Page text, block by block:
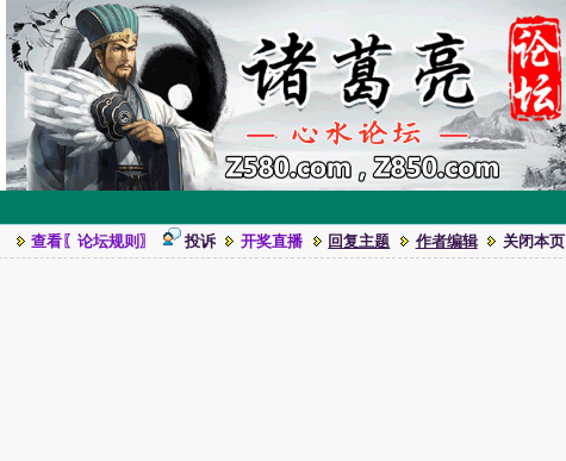
查看〖论坛规则〗 投诉 开奖直播 回复主题 作者编辑 关闭本页